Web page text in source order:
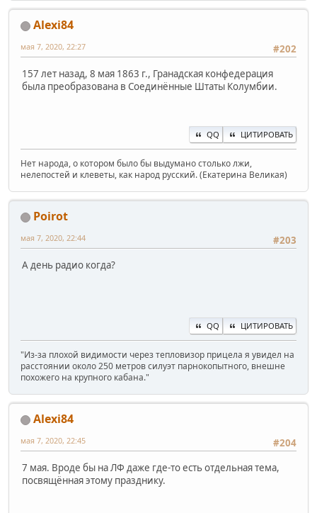
Alexi84
#202
мая 7, 2020, 22:27
157 лет назад, 8 мая 1863 г., Гранадская конфедерация
была преобразована в Соединённые Штаты Колумбии.
QQ ЦИТИРОВАТЬ
Нет народа, о котором было бы выдумано столько лжи,
нелепостей и клеветы, как народ русский. (Екатерина Великая)
Poirot
#203
мая 7, 2020, 22:44
А день радио когда?
QQ ЦИТИРОВАТЬ
"Из-за плохой видимости через тепловизор прицела я увидел на
расстоянии около 250 метров силуэт парнокопытного, внешне
похожего на крупного кабана."
Alexi84
#204
мая 7, 2020, 22:45
7 мая. Вроде бы на ЛФ даже где-то есть отдельная тема,
посвящённая этому празднику.